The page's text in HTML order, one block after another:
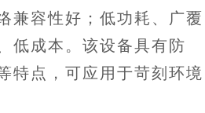
兼容性好；低功耗、广覆
低成本。该设备具有防
特点，可应用于苛刻环境